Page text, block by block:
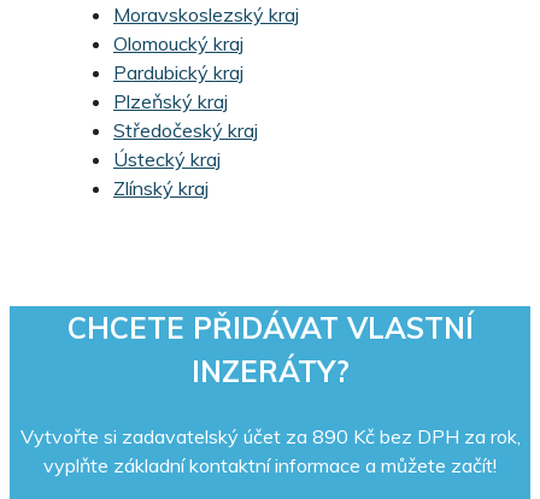
Moravskoslezský kraj
Olomoucký kraj
Pardubický kraj
Plzeňský kraj
Středočeský kraj
Ústecký kraj
Zlínský kraj
CHCETE PŘIDÁVAT VLASTNÍ
INZERÁTY?
Vytvořte si zadavatelský účet za 890 Kč bez DPH za rok,
vyplňte základní kontaktní informace a můžete začít!